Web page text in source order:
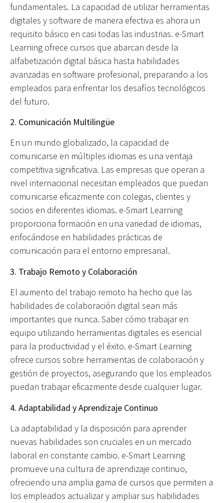
fundamentales. La capacidad de utilizar herramientas
digitales y software de manera efectiva es ahora un
requisito básico en casi todas las industrias. e-Smart
Learning ofrece cursos que abarcan desde la
alfabetización digital básica hasta habilidades
avanzadas en software profesional, preparando a los
empleados para enfrentar los desafíos tecnológicos
del futuro.
2. Comunicación Multilingüe
En un mundo globalizado, la capacidad de
comunicarse en múltiples idiomas es una ventaja
competitiva significativa. Las empresas que operan a
nivel internacional necesitan empleados que puedan
comunicarse eficazmente con colegas, clientes y
socios en diferentes idiomas. e-Smart Learning
proporciona formación en una variedad de idiomas,
enfocándose en habilidades prácticas de
comunicación para el entorno empresarial.
3. Trabajo Remoto y Colaboración
El aumento del trabajo remoto ha hecho que las
habilidades de colaboración digital sean más
importantes que nunca. Saber cómo trabajar en
equipo utilizando herramientas digitales es esencial
para la productividad y el éxito. e-Smart Learning
ofrece cursos sobre herramientas de colaboración y
gestión de proyectos, asegurando que los empleados
puedan trabajar eficazmente desde cualquier lugar.
4. Adaptabilidad y Aprendizaje Continuo
La adaptabilidad y la disposición para aprender
nuevas habilidades son cruciales en un mercado
laboral en constante cambio. e-Smart Learning
promueve una cultura de aprendizaje continuo,
ofreciendo una amplia gama de cursos que permiten a
los empleados actualizar y ampliar sus habilidades